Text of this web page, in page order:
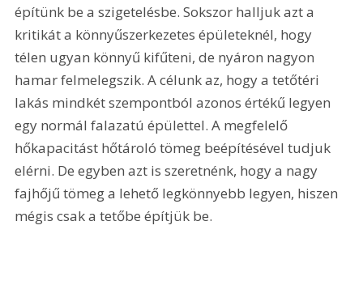
építünk be a szigetelésbe. Sokszor halljuk azt a
kritikát a könnyűszerkezetes épületeknél, hogy
télen ugyan könnyű kifűteni, de nyáron nagyon
hamar felmelegszik. A célunk az, hogy a tetőtéri
lakás mindkét szempontból azonos értékű legyen
egy normál falazatú épülettel. A megfelelő
hőkapacitást hőtároló tömeg beépítésével tudjuk
elérni. De egyben azt is szeretnénk, hogy a nagy
fajhőjű tömeg a lehető legkönnyebb legyen, hiszen
mégis csak a tetőbe építjük be.